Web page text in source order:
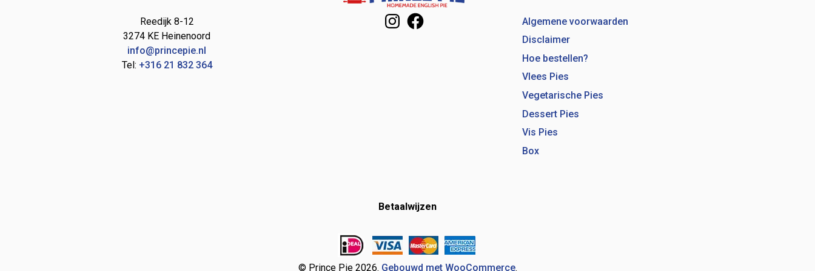
Reedijk 8-12
3274 KE Heinenoord
info@princepie.nl
Tel: +316 21 832 364
Instagram
Facebook
Algemene voorwaarden
Disclaimer
Hoe bestellen?
Vlees Pies
Vegetarische Pies
Dessert Pies
Vis Pies
Box
Betaalwijzen
© Prince Pie 2026. Gebouwd met WooCommerce.